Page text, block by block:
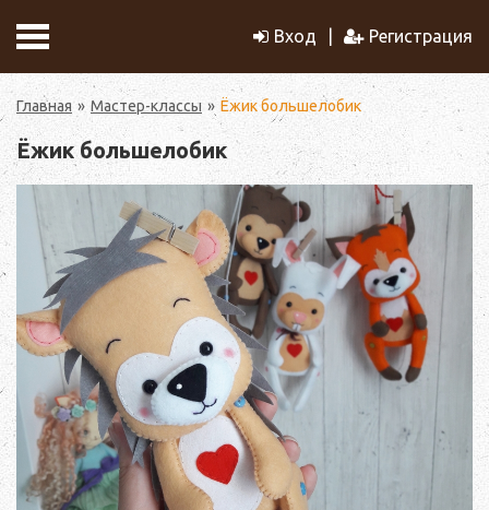
Вход Регистрация
Главная Мастер-классы Ёжик большелобик
Ёжик большелобик